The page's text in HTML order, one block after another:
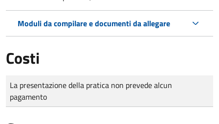
Moduli da compilare e documenti da allegare
Costi
Tipo di pagamento
Importo
La presentazione della pratica non prevede alcun
pagamento